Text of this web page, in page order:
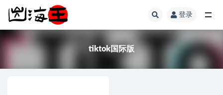
登录
tiktok国际版
全部